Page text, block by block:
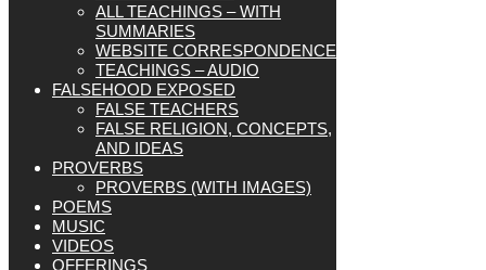
ALL TEACHINGS – WITH
SUMMARIES
WEBSITE CORRESPONDENCE
TEACHINGS – AUDIO
FALSEHOOD EXPOSED
FALSE TEACHERS
FALSE RELIGION, CONCEPTS,
AND IDEAS
PROVERBS
PROVERBS (WITH IMAGES)
POEMS
MUSIC
VIDEOS
OFFERINGS